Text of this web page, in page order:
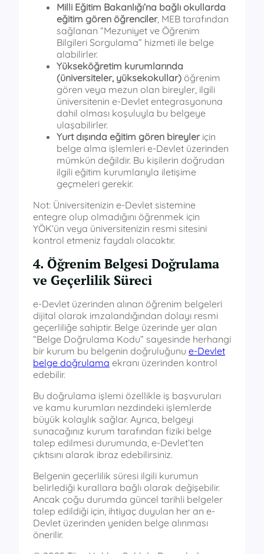
Milli Eğitim Bakanlığı’na bağlı okullarda
eğitim gören öğrenciler, MEB tarafından
sağlanan “Mezuniyet ve Öğrenim
Bilgileri Sorgulama” hizmeti ile belge
alabilirler.
Yükseköğretim kurumlarında
(üniversiteler, yüksekokullar) öğrenim
gören veya mezun olan bireyler, ilgili
üniversitenin e-Devlet entegrasyonuna
dahil olması koşuluyla bu belgeye
ulaşabilirler.
Yurt dışında eğitim gören bireyleriçin
belge alma işlemleri e-Devlet üzerinden
mümkün değildir. Bu kişilerin doğrudan
ilgili eğitim kurumlarıyla iletişime
geçmeleri gerekir.
Not: Üniversitenizin e-Devlet sistemine
entegre olup olmadığını öğrenmek için
YÖK’ün veya üniversitenizin resmi sitesini
kontrol etmeniz faydalı olacaktır.
4. Öğrenim Belgesi Doğrulama
ve Geçerlilik Süreci
e-Devlet üzerinden alınan öğrenim belgeleri
dijital olarak imzalandığından dolayı resmi
geçerliliğe sahiptir. Belge üzerinde yer alan
“Belge Doğrulama Kodu” sayesinde herhangi
bir kurum bu belgenin doğruluğunu e-Devlet
belge doğrulama ekranı üzerinden kontrol
edebilir.
Bu doğrulama işlemi özellikle iş başvuruları
ve kamu kurumları nezdindeki işlemlerde
büyük kolaylık sağlar. Ayrıca, belgeyi
sunacağınız kurum tarafından fiziki belge
talep edilmesi durumunda, e-Devlet’ten
çıktısını alarak ibraz edebilirsiniz.
Belgenin geçerlilik süresi ilgili kurumun
belirlediği kurallara bağlı olarak değişebilir.
Ancak çoğu durumda güncel tarihli belgeler
talep edildiği için, ihtiyaç duyulan her an e-
Devlet üzerinden yeniden belge alınması
önerilir.